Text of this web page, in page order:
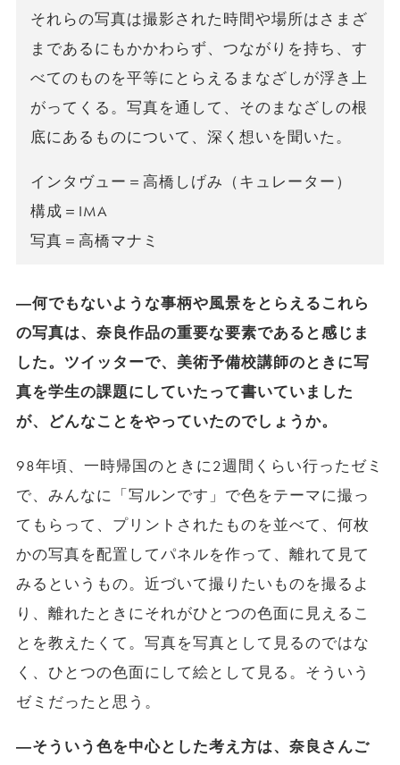
それらの写真は撮影された時間や場所はさまざ
まであるにもかかわらず、つながりを持ち、す
べてのものを平等にとらえるまなざしが浮き上
がってくる。写真を通して、そのまなざしの根
底にあるものについて、深く想いを聞いた。
インタヴュー＝高橋しげみ（キュレーター）
構成＝IMA
写真＝高橋マナミ
―何でもないような事柄や風景をとらえるこれら
の写真は、奈良作品の重要な要素であると感じま
した。ツイッターで、美術予備校講師のときに写
真を学生の課題にしていたって書いていました
が、どんなことをやっていたのでしょうか。
98年頃、一時帰国のときに2週間くらい行ったゼミ
で、みんなに「写ルンです」で色をテーマに撮っ
てもらって、プリントされたものを並べて、何枚
かの写真を配置してパネルを作って、離れて見て
みるというもの。近づいて撮りたいものを撮るよ
り、離れたときにそれがひとつの色面に見えるこ
とを教えたくて。写真を写真として見るのではな
く、ひとつの色面にして絵として見る。そういう
ゼミだったと思う。
―そういう色を中心とした考え方は、奈良さんご